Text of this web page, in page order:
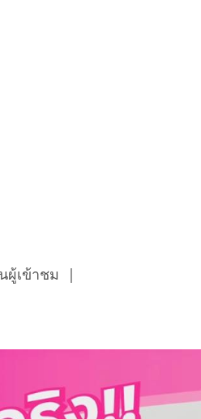
ผู้เข้าชม |